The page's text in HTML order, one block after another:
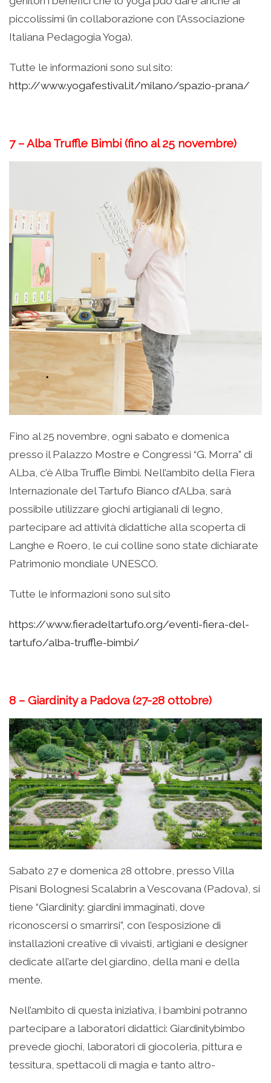
piccolissimi (in collaborazione con l’Associazione
Italiana Pedagogia Yoga).
Tutte le informazioni sono sul sito:
http://www.yogafestival.it/milano/spazio-prana/
7 – Alba Truffle Bimbi (fino al 25 novembre)
Fino al 25 novembre, ogni sabato e domenica
presso il Palazzo Mostre e Congressi “G. Morra” di
ALba, c’è Alba Truffle Bimbi. Nell’ambito della Fiera
Internazionale del Tartufo Bianco d’ALba, sarà
possibile utilizzare giochi artigianali di legno,
partecipare ad attività didattiche alla scoperta di
Langhe e Roero, le cui colline sono state dichiarate
Patrimonio mondiale UNESCO.
Tutte le informazioni sono sul sito
https://www.fieradeltartufo.org/eventi-fiera-del-
tartufo/alba-truffle-bimbi/
8 – Giardinity a Padova (27-28 ottobre)
Sabato 27 e domenica 28 ottobre, presso Villa
Pisani Bolognesi Scalabrin a Vescovana (Padova), si
tiene “Giardinity: giardini immaginati, dove
riconoscersi o smarrirsi”, con l’esposizione di
installazioni creative di vivaisti, artigiani e designer
dedicate all’arte del giardino, della mani e della
mente.
Nell’ambito di questa iniziativa, i bambini potranno
partecipare a laboratori didattici: Giardinitybimbo
prevede giochi, laboratori di giocoleria, pittura e
tessitura, spettacoli di magia e tanto altro-